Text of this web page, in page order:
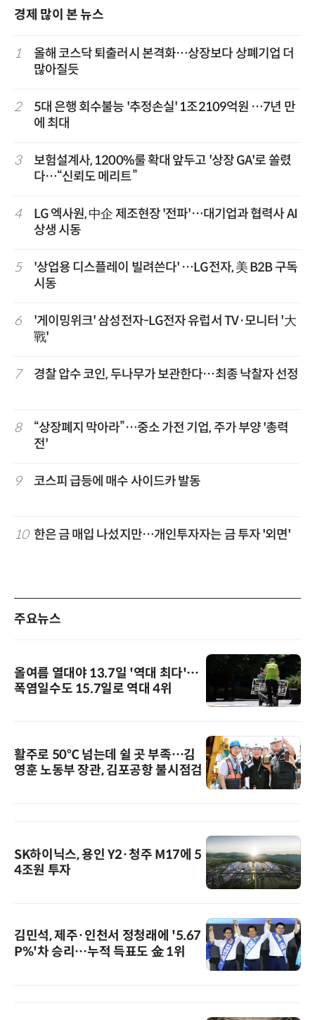
경제 많이 본 뉴스
1
올해 코스닥 퇴출러시 본격화…상장보다 상폐기업 더
많아질듯
2
5대 은행 회수불능 '추정손실' 1조2109억원 …7년 만
에 최대
3
보험설계사, 1200%룰 확대 앞두고 '상장 GA'로 쏠렸
다…“신뢰도 메리트”
4
LG 엑사원, 中企 제조현장 '전파'…대기업과 협력사 AI
상생 시동
5
'상업용 디스플레이 빌려쓴다' …LG전자, 美 B2B 구독
시동
6
'게이밍위크' 삼성전자-LG전자 유럽서 TV·모니터 '大
戰'
7 경찰 압수 코인, 두나무가 보관한다…최종 낙찰자 선정
8
“상장폐지 막아라”…중소 가전 기업, 주가 부양 '총력
전'
9 코스피 급등에 매수 사이드카 발동
10 한은 금 매입 나섰지만…개인투자자는 금 투자 '외면'
주요뉴스
올여름 열대야 13.7일 '역대 최다'…
폭염일수도 15.7일로 역대 4위
활주로 50℃ 넘는데 쉴 곳 부족…김
영훈 노동부 장관, 김포공항 불시점검
SK하이닉스, 용인 Y2·청주 M17에 5
4조원 투자
김민석, 제주·인천서 정청래에 '5.67
P%'차 승리…누적 득표도 金 1위